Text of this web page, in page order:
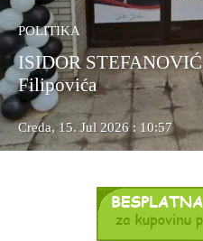
POLITIKA
ISIDOR
Filipovića
Creda, 15. Jul 2026 : 10:57